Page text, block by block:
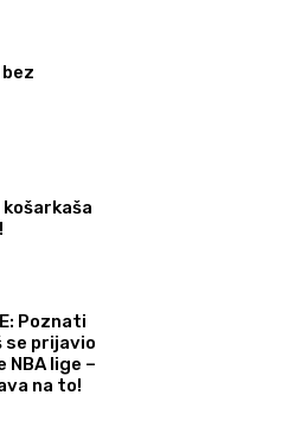
Poznati
se prijavio
NBA lige –
na to!